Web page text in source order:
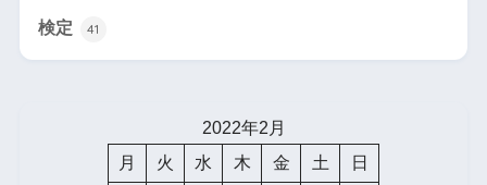
検定 41
2022年2月
月
火 水 木 金 土 日